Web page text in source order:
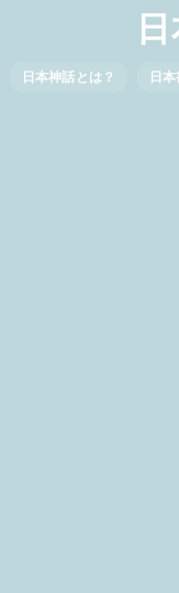
日本神話とは？ 日